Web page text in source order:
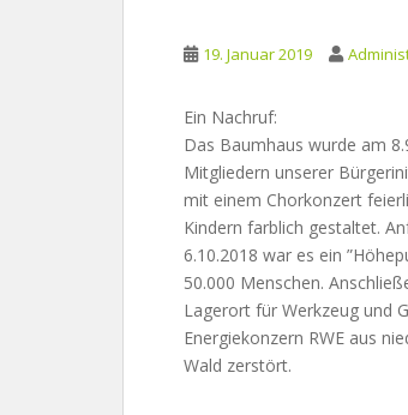
19. Januar 2019
Ein Nachruf:
Das Baumhaus wurde am
Mitgliedern unserer
mit einem Chorkonzert
Kindern farblich gestaltet.
6.10.2018 war es ein
50.000 Menschen.
Lagerort für Werkzeug und
Energiekonzern RWE aus
Wald zerstört.